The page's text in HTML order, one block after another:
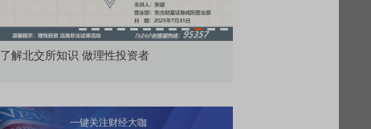
市价委托那么多种，究竟怎么用？
一键关注财经大咖